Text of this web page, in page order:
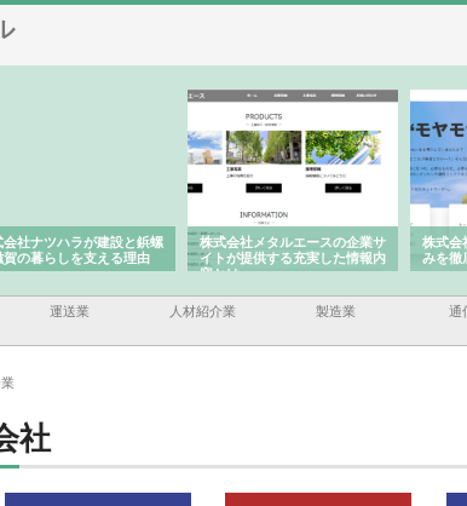
会社ナツハラが建設と鋲螺
賀の暮らしを支える理由
株式会社メタルエースの企業サ
イトが提供する充実した情報内
容とは
株式会
みを徹
運送業 人材紹介業 製造業 通
社